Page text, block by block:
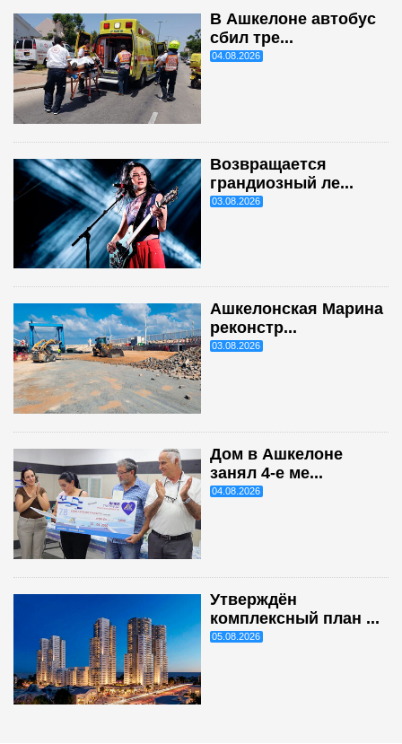
В Ашкелоне автобус
сбил тре...
04.08.2026
Возвращается
грандиозный ле...
03.08.2026
Ашкелонская Марина
реконстр...
03.08.2026
Дом в Ашкелоне
занял 4-е ме...
04.08.2026
Утверждён
комплексный план ...
05.08.2026